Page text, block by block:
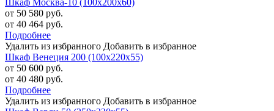
Шкаф Москва-10 (100х200х60)
от 50 580 руб.
от 40 464 руб.
Подробнее
Удалить из избранного Добавить в избранное
Шкаф Венеция 200 (100х220х55)
от 50 600 руб.
от 40 480 руб.
Подробнее
Удалить из избранного Добавить в избранное